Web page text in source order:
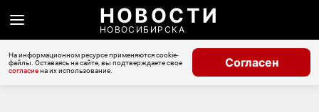
НОВОСТИ
НОВОСИБИРСКА
На информационном ресурсе применяются cookie-
файлы. Оставаясь на сайте, вы подтверждаете свое
согласиена их использование.
Согласен